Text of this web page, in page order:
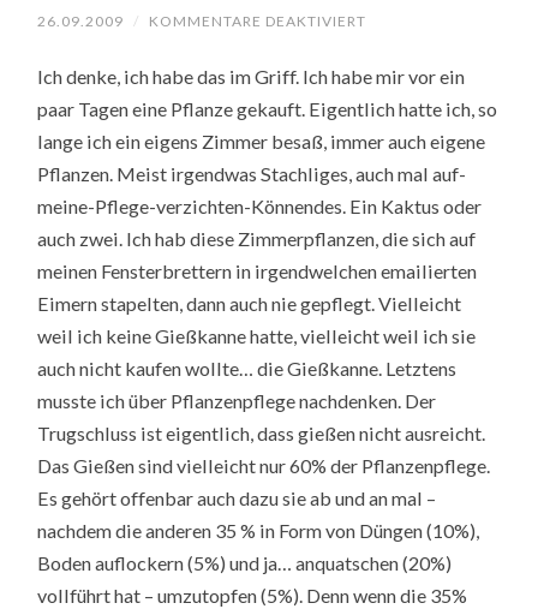
26.09.2009 / KOMMENTARE DEAKTIVIERT
Ich denke, ich habe das im Griff. Ich habe mir vor ein
paar Tagen eine Pflanze gekauft. Eigentlich hatte ich, so
lange ich ein eigens Zimmer besaß, immer auch eigene
Pflanzen. Meist irgendwas Stachliges, auch mal auf-
meine-Pflege-verzichten-Könnendes. Ein Kaktus oder
auch zwei. Ich hab diese Zimmerpflanzen, die sich auf
meinen Fensterbrettern in irgendwelchen emailierten
Eimern stapelten, dann auch nie gepflegt. Vielleicht
weil ich keine Gießkanne hatte, vielleicht weil ich sie
auch nicht kaufen wollte… die Gießkanne. Letztens
musste ich über Pflanzenpflege nachdenken. Der
Trugschluss ist eigentlich, dass gießen nicht ausreicht.
Das Gießen sind vielleicht nur 60% der Pflanzenpflege.
Es gehört offenbar auch dazu sie ab und an mal –
nachdem die anderen 35 % in Form von Düngen (10%),
Boden auflockern (5%) und ja… anquatschen (20%)
vollführt hat – umzutopfen (5%). Denn wenn die 35%